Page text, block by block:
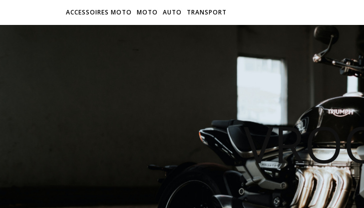
ACCESSOIRES MOTO MOTO AUTO TRANSPORT